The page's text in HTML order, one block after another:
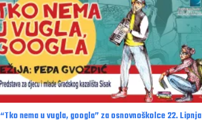
“Tko nema u vugla, googla” za osnovnoškolce 22. Lipnja